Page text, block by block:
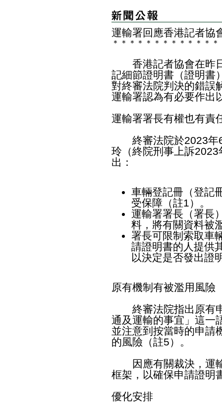
運輸署回應香港記者協
＊ ＊ ＊ ＊ ＊ ＊ ＊ ＊ ＊ ＊ ＊ ＊ ＊
香港記者協會在昨日
記細節證明書（證明書
對終審法院判決的錯誤
運輸署認為有必要作出
運輸署署長有權也有責
終審法院於2023年
玲（終院刑事上訴
出：
車輛登記冊（登記
受保障（註1）。
運輸署署長（署長
料，將有關資料被
署長可限制索取車
請證明書的人提供
以決定是否發出證
原有機制有被濫用風險
終審法院指出原有申
通及運輸的事宜」這一
並注意到按當時的申請
的風險（註5）。
因應有關裁決，運輸
框架，以確保申請證明
優化安排